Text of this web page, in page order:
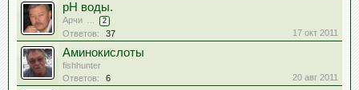
рН воды.
Арчи ... 2
Ответов: 37 17 окт 2011
Аминокислоты
fishhunter
Ответов:
6 20 авг 2011